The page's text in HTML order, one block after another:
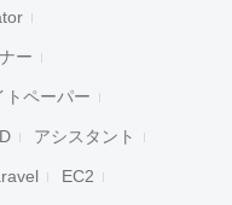
ー
トペーパー
アシスタント
EC2